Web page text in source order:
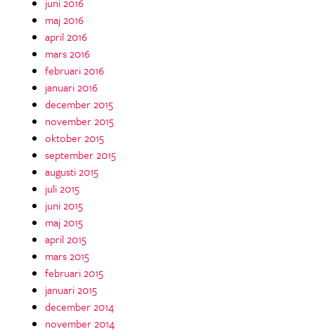
maj 2016
april 2016
mars 2016
februari 2016
januari 2016
december 2015
november 2015
oktober 2015
september 2015
augusti 2015
juli 2015
juni 2015
maj 2015
april 2015
mars 2015
februari 2015
januari 2015
december 2014
november 2014